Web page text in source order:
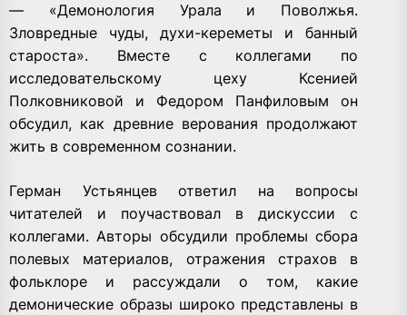
— «Демонология Урала и Поволжья.
Зловредные чуды, духи-кереметы и банный
староста». Вместе с коллегами по
исследовательскому цеху Ксенией
Полковниковой и Федором Панфиловым он
обсудил, как древние верования продолжают
жить в современном сознании.
Герман Устьянцев ответил на вопросы
читателей и поучаствовал в дискуссии с
коллегами. Авторы обсудили проблемы сбора
полевых материалов, отражения страхов в
фольклоре и рассуждали о том, какие
демонические образы широко представлены в